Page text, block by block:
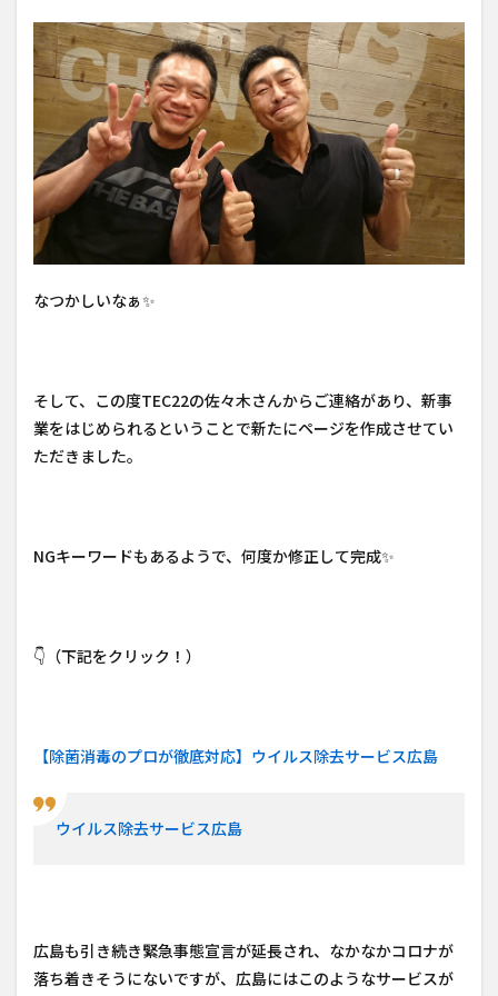
なつかしいなぁ✨
そして、この度TEC22の佐々木さんからご連絡があり、新事
業をはじめられるということで新たにページを作成させてい
ただきました。
NGキーワードもあるようで、何度か修正して完成✨
👇（下記をクリック！）
【除菌消毒のプロが徹底対応】ウイルス除去サービス広島
ウイルス除去サービス広島
広島も引き続き緊急事態宣言が延長され、なかなかコロナが
落ち着きそうにないですが、広島にはこのようなサービスが